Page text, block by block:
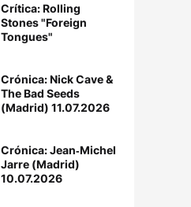
Crítica: Rolling
Stones "Foreign
Tongues"
Crónica: Nick Cave &
The Bad Seeds
(Madrid) 11.07.2026
Crónica: Jean‐Michel
Jarre (Madrid)
10.07.2026